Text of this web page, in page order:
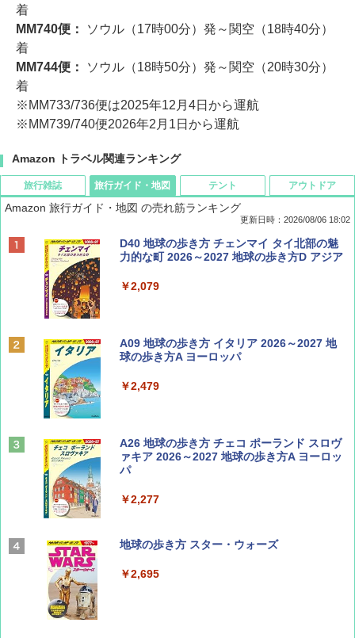
着
MM740便：
ソウル（17時00分）発～関空（18時40分）
着
MM744便：
ソウル（18時50分）発～関空（20時30分）
着
※MM733/736便は2025年12月4日から運航
※MM739/740便2026年2月1日から運航
Amazon トラベル関連ランキング
旅行雑誌
ディズニーファン ２０２６年 ９月号 [雑
誌] (ＤＩＳＮＥＹ ＦＡＮ)
￥713
Coyote No.89 特集 星野道夫 夢見る旅
山と溪谷 2026年8月号「南アルプス大全」
￥1,540
AIRLINE（エアライン）2026年9月号【特
旅行ガイド・地図
Amazon 旅行ガイド・地図 の売れ筋ランキング
更新日時：2026/08/06 18:02
D40 地球の歩き方 チェンマイ タイ北部の魅
力的な町 2026～2027 地球の歩き方D アジア
￥2,079
A09 地球の歩き方 イタリア 2026～2027 地
球の歩き方A ヨーロッパ
￥2,479
A26 地球の歩き方 チェコ ポーランド スロヴ
ァキア 2026～2027 地球の歩き方A ヨーロッ
パ
￥2,277
地球の歩き方 スター・ウォーズ
￥2,695
テント アウトドア